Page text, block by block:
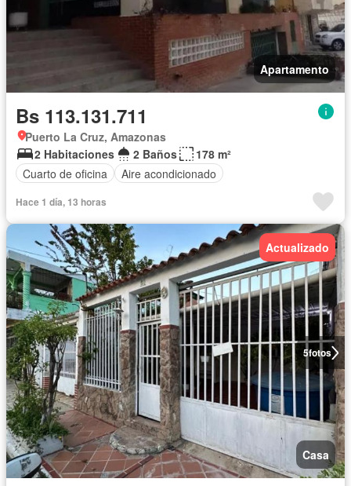
Apartamento
Bs 113.131.711
Puerto La Cruz, Amazonas
2 Habitaciones
2 Baños
178 m²
Cuarto de oficina
Aire acondicionado
Hace 1 día, 13 horas
5fotos
Actualizado
Casa